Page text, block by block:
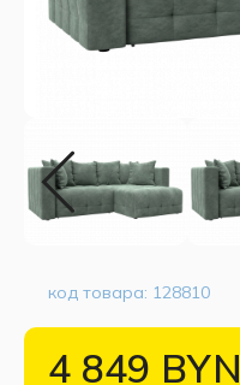
код товара: 128810
4 849 BYN